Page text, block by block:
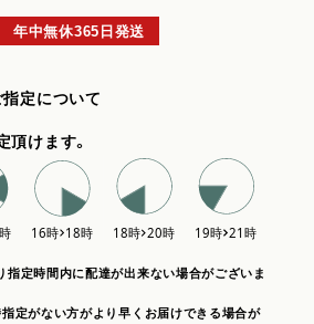
年中無休365日発送
定について
頂けます。
定時間内に配達が出来ない場合がございま
定がない方がより早くお届けできる場合が